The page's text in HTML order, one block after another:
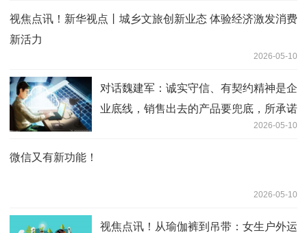
视焦点讯！新华视点丨城乡文旅创新业态 体验经济激发消费
新活力
2026-05-10
对话魏建军：诚实守信、有契约精神是企
业底线，销售出去的产品要兜底，所承诺
2026-05-10
微信又有新功能！
2026-05-10
视焦点讯！从瑜伽裤到吊带：女生户外运